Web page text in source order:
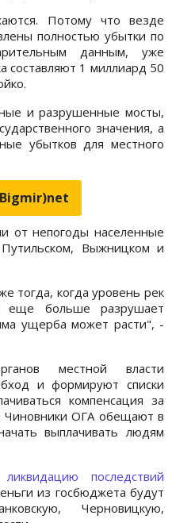
Потому что везде
полностью убытки по
данным, уже
составляют 1 миллиард 50
и разрушенные мосты,
значения, а
убытков для местного
от непогоды населенные
Выжницком и
тогда, когда уровень рек
еще больше разрушает
ущерба может расти", -
местной власти
и формируют списки
компенсация за
Чиновники ОГА обещают в
выплачивать людям
последствий
из госбюджета будут
Черновицкую,